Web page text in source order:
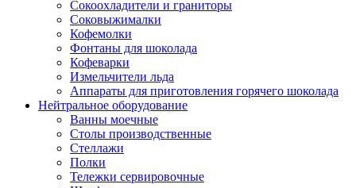
Сокоохладители и граниторы
Соковыжималки
Кофемолки
Фонтаны для шоколада
Кофеварки
Измельчители льда
Аппараты для приготовления горячего шоколада
Нейтральное оборудование
Ванны моечные
Столы производственные
Стеллажи
Полки
Тележки сервировочные